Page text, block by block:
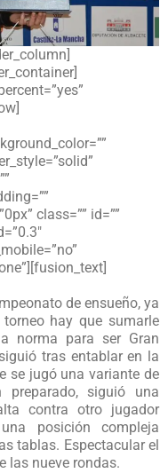
class=”” id=””
de ensueño, ya
hay que sumarle
norma para ser Gran
tras entablar en la
se jugó una variante de
preparado, siguió una
contra otro jugador
posición compleja
tablas. Espectacular el
las nueve rondas.